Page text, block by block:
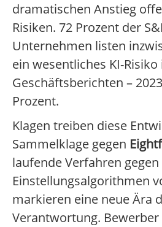
dramatischen Anstieg
Risiken. 72 Prozent der
Unternehmen listen
ein wesentliches KI-
Geschäftsberichten –
Prozent.
Klagen treiben diese
Sammelklage gegen
laufende Verfahren
Einstellungsalgorithmen
markieren eine neue Ära
Verantwortung.